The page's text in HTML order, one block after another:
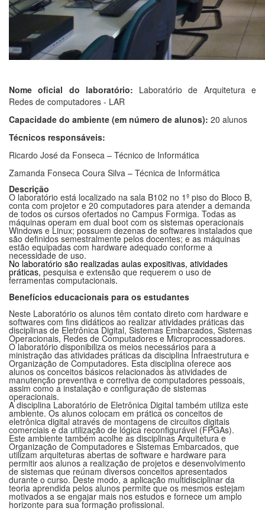
Nome oficial do laboratório: Laboratório de Arquitetura e
Redes de computadores - LAR
Capacidade do ambiente (em número de alunos): 20 alunos
Técnicos responsáveis:
Ricardo José da Fonseca – Técnico de Informática
Zamanda Fonseca Coura Silva – Técnica de Informática
Descrição
O laboratório está localizado na sala B102 no 1º piso do Bloco B,
conta com projetor e 20 computadores para atender a demanda
de todos os cursos ofertados no Campus Formiga. Todas as
máquinas operam em dual boot com os sistemas operacionais
Windows e Linux; possuem dezenas de softwares instalados que
são definidos semestralmente pelos docentes; e as máquinas
estão equipadas com hardware adequado conforme a
necessidade de uso.
No laboratório são realizadas aulas expositivas, atividades
práticas, pesquisa e extensão que requerem o uso de
ferramentas computacionais.
Benefícios educacionais para os estudantes
Neste Laboratório os alunos têm contato direto com hardware e
softwares com fins didáticos ao realizar atividades práticas das
disciplinas de Eletrônica Digital, Sistemas Embarcados, Sistemas
Operacionais, Redes de Computadores e Microprocessadores.
O laboratório disponibiliza os meios necessários para a
ministração das atividades práticas da disciplina Infraestrutura e
Organização de Computadores. Esta disciplina oferece aos
alunos os conceitos básicos relacionados às atividades de
manutenção preventiva e corretiva de computadores pessoais,
assim como a instalação e configuração de sistemas
operacionais.
A disciplina Laboratório de Eletrônica Digital também utiliza este
ambiente. Os alunos colocam em prática os conceitos de
eletrônica digital através de montagens de circuitos digitais
comerciais e da utilização de lógica reconfigurável (FPGAs).
Este ambiente também acolhe as disciplinas Arquitetura e
Organização de Computadores e Sistemas Embarcados, que
utilizam arquiteturas abertas de software e hardware para
permitir aos alunos a realização de projetos e desenvolvimento
de sistemas que reúnam diversos conceitos apresentados
durante o curso. Deste modo, a aplicação multidisciplinar da
teoria aprendida pelos alunos permite que os mesmos estejam
motivados a se engajar mais nos estudos e fornece um amplo
horizonte para sua formação profissional.